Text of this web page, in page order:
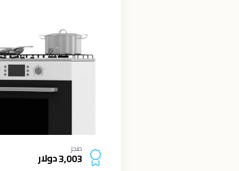
منجز
3,003 دولار